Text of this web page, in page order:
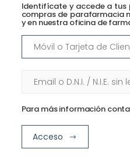
Identifícate y accede a tus
compras de parafarmacia
y en nuestra oficina de
Para más información
Acceso